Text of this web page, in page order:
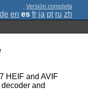
; Versión completa
de en es fr ja pt ru zh
HEIF and AVIF
and